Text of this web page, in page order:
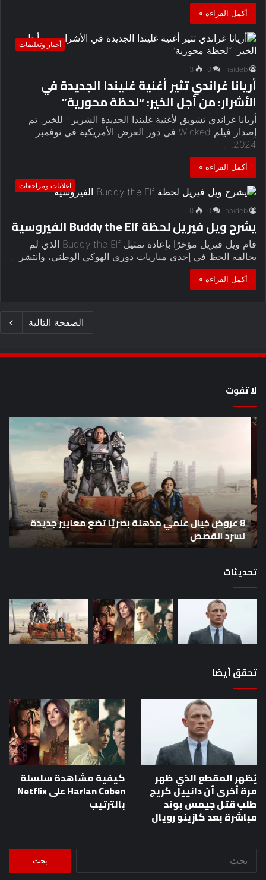
أكمل القراءة »
أخبار وتعليقات
haideb
0
3
أريانا غراندي تثير أغنية غليندا الجديدة في
الأشرار: من أجل الخير: “لحظة محورية”
أريانا غراندي تشويق لأغنية غليندا الجديدة الشرير : للخير. تم
إصدار فيلم Wicked في دور العرض الأمريكية في نوفمبر
2024.…
أكمل القراءة »
اعلانات ومراجعات
haideb
0
0
يشرح ويل فيريل لحظة Buddy the Elf الفيروسية
قام ويل فيريل مؤخرًا بإعادة تمثيل Buddy the Elf الذي لم
يحالفه الحظ في إحدى مباريات دوري الهوكي الوطني، وانتشر…
أكمل القراءة »
الصفحة التالية
لا تفوت
8
مذهلة
بصريًا
تضع
معايير
جديدة
لسرد
القصص
8 عروض خيال علمي مذهلة بصريًا تضع معايير جديدة
لسرد القصص
تحديثات
تحقق أيضا
يُظهر المقطع الذي ظهر
مرة أخرى أن دانييل كريج
طلب قتل جيمس بوند
مباشرة بعد كازينو رويال
كيفية مشاهدة سلسلة
Harlan Coben على Netflix
بالترتيب